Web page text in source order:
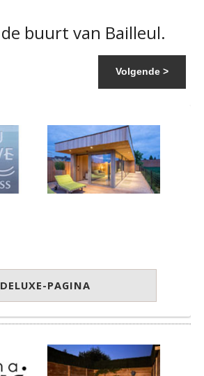
buurt van Bailleul.
Volgende >
DELUXE-PAGINA